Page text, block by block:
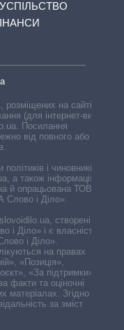
розміщених на сайті,
(для інтернет-видань
Посилання
від повного або
і чиновників,
а також інформація про
й опрацьована ТОВ «ІА
Слово і Діло».
створені ГО
і Діло» і є власністю
і Діло».
на правах
«Позиція»,
«За підтримки».
факти та оціночні
Згідно з
за зміст